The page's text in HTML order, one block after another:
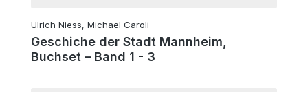
Ulrich Niess, Michael Caroli
Geschiche der Stadt Mannheim,
Buchset – Band 1 - 3